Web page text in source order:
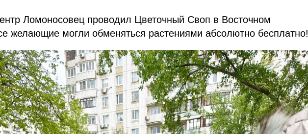
Ломоносовец проводил Цветочный Своп в Восточном
желающие могли обменяться растениями абсолютно бесплатно!